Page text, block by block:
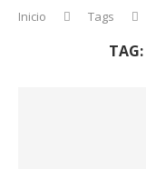
Inicio Tags
TAG: